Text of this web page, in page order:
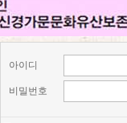
아이디
비밀번호